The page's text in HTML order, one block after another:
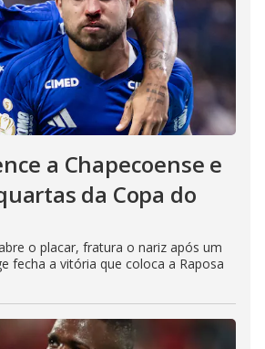
a Chapecoense e
da Copa do
o placar, fratura o nariz após um
fecha a vitória que coloca a Raposa